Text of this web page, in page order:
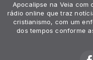
Apocalipse na Veia com
rádio online que traz
cristianismo, com um
dos tempos conforme